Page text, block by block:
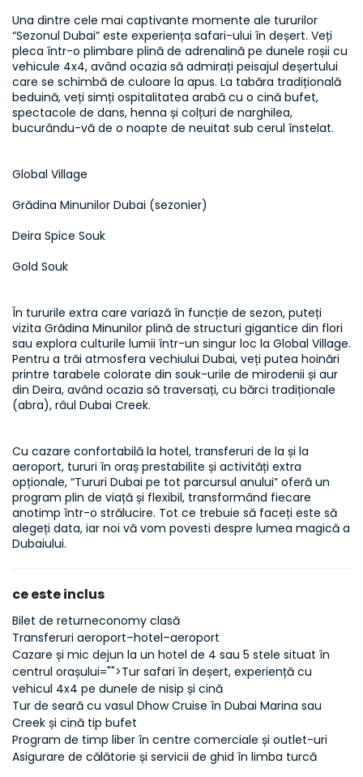
Una dintre cele mai captivante momente ale tururilor
“Sezonul Dubai” este experiența safari-ului în deșert. Veți
pleca într-o plimbare plină de adrenalină pe dunele roșii cu
vehicule 4x4, având ocazia să admirați peisajul deșertului
care se schimbă de culoare la apus. La tabăra tradițională
beduină, veți simți ospitalitatea arabă cu o cină bufet,
spectacole de dans, henna și colțuri de narghilea,
bucurându-vă de o noapte de neuitat sub cerul înstelat.
Global Village
Grădina Minunilor Dubai (sezonier)
Deira Spice Souk
Gold Souk
În tururile extra care variază în funcție de sezon, puteți
vizita Grădina Minunilor plină de structuri gigantice din flori
sau explora culturile lumii într-un singur loc la Global Village.
Pentru a trăi atmosfera vechiului Dubai, veți putea hoinări
printre tarabele colorate din souk-urile de mirodenii și aur
din Deira, având ocazia să traversați, cu bărci tradiționale
(abra), râul Dubai Creek.
Cu cazare confortabilă la hotel, transferuri de la și la
aeroport, tururi în oraș prestabilite și activități extra
opționale, “Tururi Dubai pe tot parcursul anului” oferă un
program plin de viață și flexibil, transformând fiecare
anotimp într-o strălucire. Tot ce trebuie să faceți este să
alegeți data, iar noi vă vom povesti despre lumea magică a
Dubaiului.
ce este inclus
Bilet de returneconomy clasă
Transferuri aeroport–hotel–aeroport
Cazare și mic dejun la un hotel de 4 sau 5 stele situat în
centrul orașului="">Tur safari în deșert, experiență cu
vehicul 4x4 pe dunele de nisip și cină
Tur de seară cu vasul Dhow Cruise în Dubai Marina sau
Creek și cină tip bufet
Program de timp liber în centre comerciale și outlet-uri
Asigurare de călătorie și servicii de ghid în limba turcă